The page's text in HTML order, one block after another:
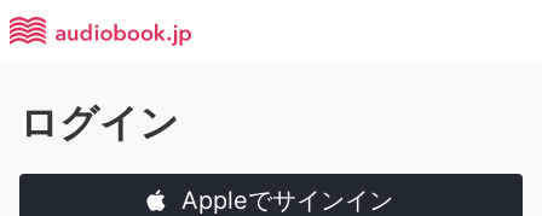
ログイン
Appleでサインイン